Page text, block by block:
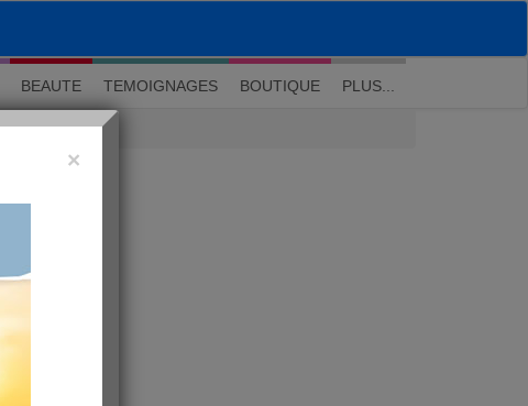
M'inscrire| Me connecter| ? Visite guidée
BEAUTE TEMOIGNAGES BOUTIQUE PLUS...
×